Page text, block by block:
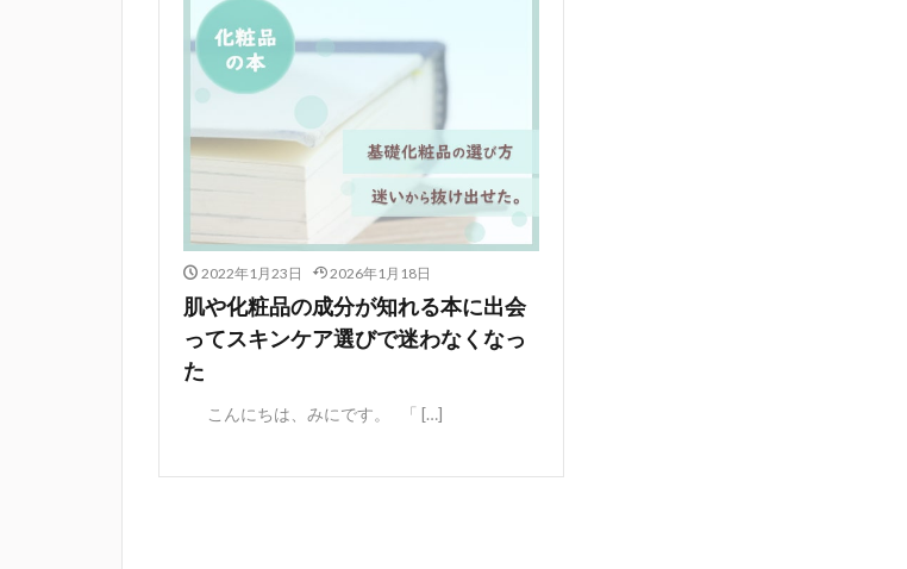
2022年1月23日 2026年1月18日
肌や化粧品の成分が知れる本に出会
ってスキンケア選びで迷わなくなっ
た
こんにちは、みにです。 「 […]